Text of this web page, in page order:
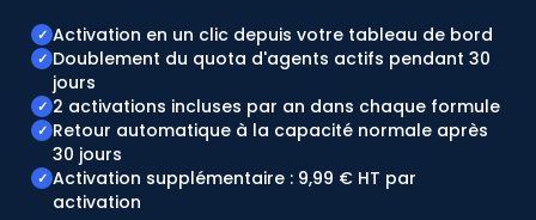
✓ Activation en un clic depuis votre tableau de bord
✓ Doublement du quota d'agents actifs pendant 30
jours
✓ 2 activations incluses par an dans chaque formule
✓ Retour automatique à la capacité normale après
30 jours
✓ Activation supplémentaire : 9,99 € HT par
activation